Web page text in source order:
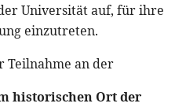
Universität auf, für ihre
einzutreten.
Teilnahme an der
historischen Ort der